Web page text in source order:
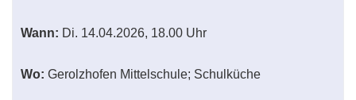
Wann: Di. 14.04.2026, 18.00 Uhr
Wo: Gerolzhofen Mittelschule; Schulküche